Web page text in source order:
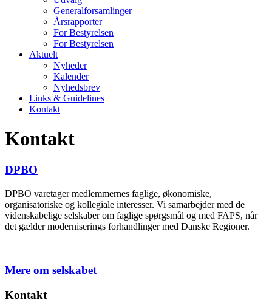
Generalforsamlinger
Årsrapporter
For Bestyrelsen
For Bestyrelsen
Aktuelt
Nyheder
Kalender
Nyhedsbrev
Links & Guidelines
Kontakt
Kontakt
DPBO
DPBO varetager medlemmernes faglige, økonomiske,
organisatoriske og kollegiale interesser. Vi samarbejder med de
videnskabelige selskaber om faglige spørgsmål og med FAPS, når
det gælder moderniserings forhandlinger med Danske Regioner.
Mere om selskabet
Kontakt